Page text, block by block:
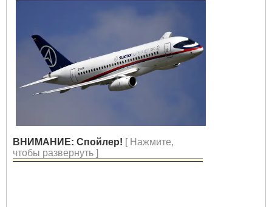
ВНИМАНИЕ: Спойлер! [ Нажмите,
чтобы развернуть ]